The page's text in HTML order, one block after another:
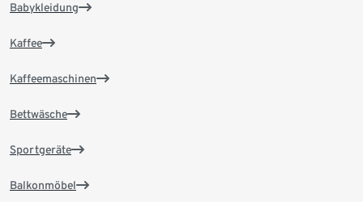
Babykleidung
Kaffee
Kaffeemaschinen
Bettwäsche
Sportgeräte
Balkonmöbel